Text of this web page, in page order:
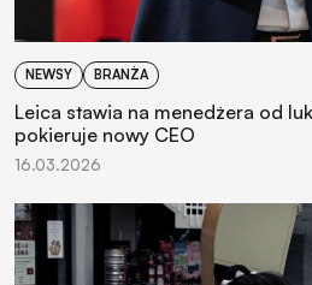
NEWSY BRANŻA
Leica stawia na menedżera od
pokieruje nowy CEO
16.03.2026